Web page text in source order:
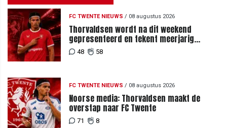
FC TWENTE NIEUWS / 08 augustus 2026
Thorvaldsen wordt na dit weekend
gepresenteerd en tekent meerjarig
contract bij FC Twente
48 58
FC TWENTE NIEUWS / 08 augustus 2026
Noorse media: Thorvaldsen maakt de
overstap naar FC Twente
71 8